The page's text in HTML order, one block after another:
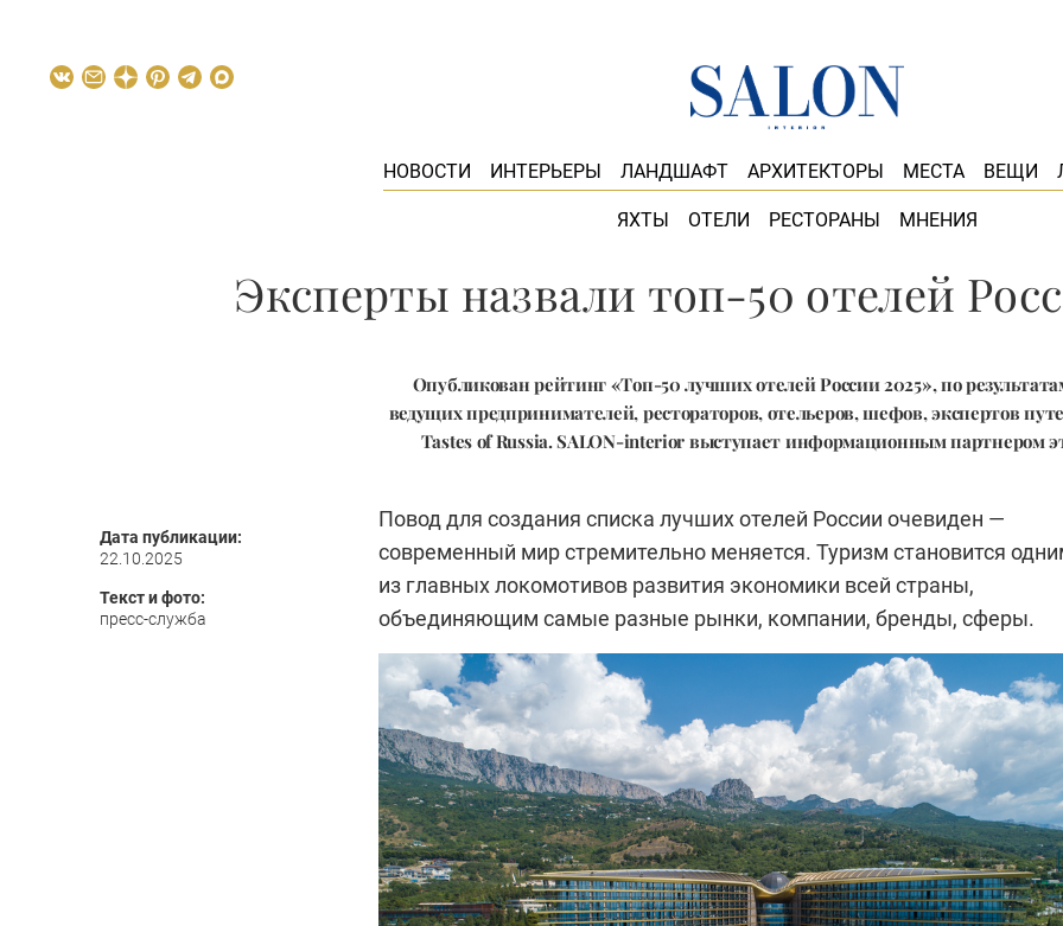
НОВОСТИ ИНТЕРЬЕРЫ ЛАНДШАФТ АРХИТЕКТОРЫ МЕСТА ВЕЩИ
ЯХТЫ ОТЕЛИ РЕСТОРАНЫ МНЕНИЯ
Эксперты назвали топ-50 отелей
Опубликован рейтинг «Топ-50 лучших отелей России 2025», по
ведущих предпринимателей, рестораторов, отельеров, шефов, экспертов
Tastes of Russia. SALON-interior выступает информационным партнером
Дата публикации:
22.10.2025
Текст и фото:
пресс-служба
Повод для создания списка лучших отелей России очевиден —
современный мир стремительно меняется. Туризм становится
из главных локомотивов развития экономики всей страны,
объединяющим самые разные рынки, компании, бренды, сферы.